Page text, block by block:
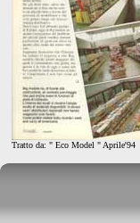
Tratto da: " Eco Model " Aprile'94